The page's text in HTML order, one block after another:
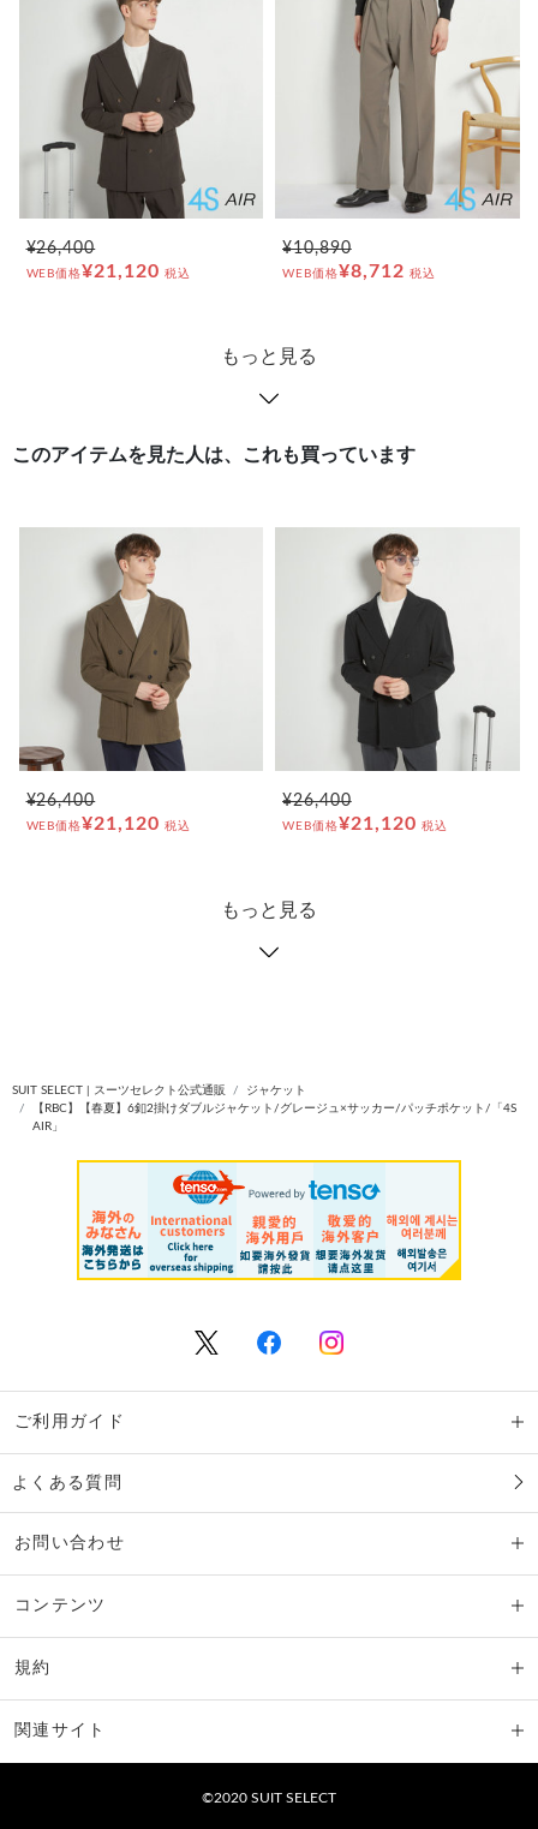
¥26,400
WEB価格¥21,120 税込
¥10,890
WEB価格¥8,712 税込
もっと見る
このアイテムを見た人は、これも買っています
¥26,400
WEB価格¥21,120 税込
¥26,400
WEB価格¥21,120 税込
もっと見る
SUIT SELECT | スーツセレクト公式通販
ジャケット
【RBC】【春夏】6釦2掛けダブルジャケット/グレージュ×サッカー/パッチポケット/「4S
AIR」
ご利用ガイド
よくある質問
お問い合わせ
コンテンツ
規約
関連サイト
©2020 SUIT SELECT